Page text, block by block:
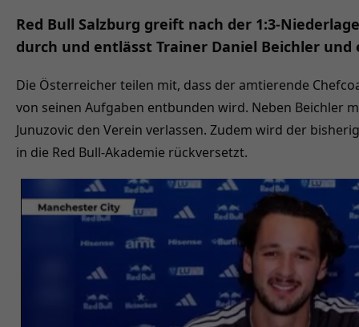
Red Bull Salzburg greift nach der 1:3-
durch und entlässt Trainer Daniel Beichler und
Die Österreicher teilen mit, dass der amtierende
von seinen Aufgaben entbunden wird. Neben Beichler
Junuzovic den Verein verlassen. Zudem wird der
in die Red Bull-Akademie rückversetzt.